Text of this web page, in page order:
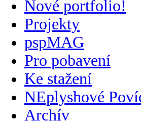
Nové portfolio!
Projekty
pspMAG
Pro pobavení
Ke stažení
NEplyshové
Archív